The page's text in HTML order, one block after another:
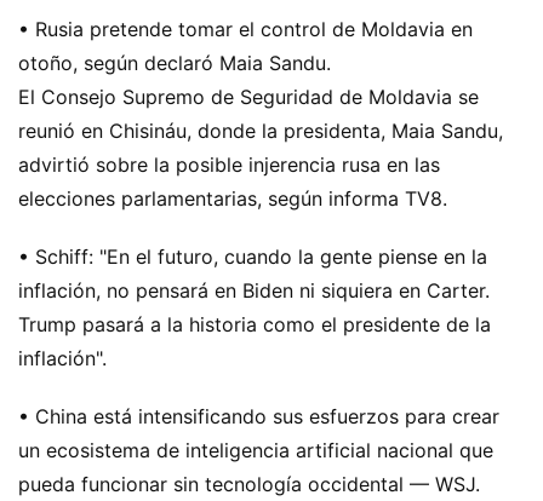
• Rusia pretende tomar el control de Moldavia en
otoño, según declaró Maia Sandu.
El Consejo Supremo de Seguridad de Moldavia se
reunió en Chisináu, donde la presidenta, Maia Sandu,
advirtió sobre la posible injerencia rusa en las
elecciones parlamentarias, según informa TV8.
• Schiff: "En el futuro, cuando la gente piense en la
inflación, no pensará en Biden ni siquiera en Carter.
Trump pasará a la historia como el presidente de la
inflación".
• China está intensificando sus esfuerzos para crear
un ecosistema de inteligencia artificial nacional que
pueda funcionar sin tecnología occidental — WSJ.